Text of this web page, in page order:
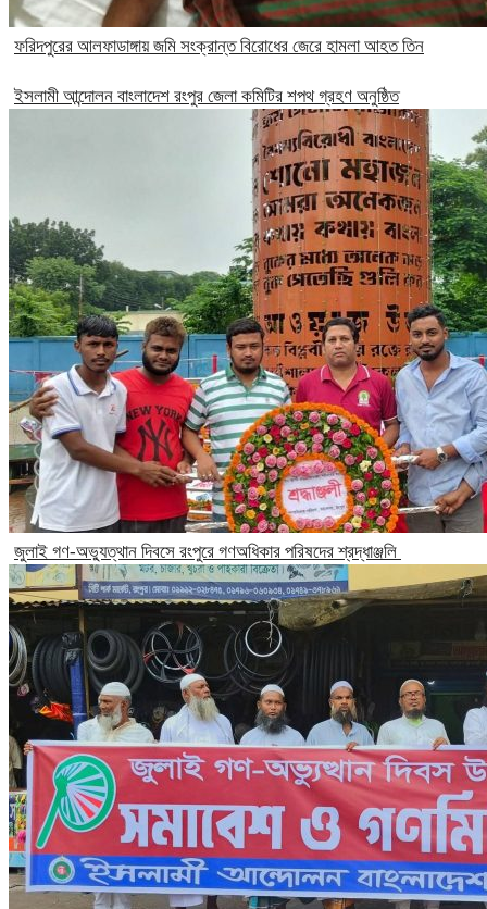
ফরিদপুরের আলফাডাঙ্গায় জমি সংক্রান্ত বিরোধের জেরে হামলা আহত তিন
ইসলামী আন্দোলন বাংলাদেশ রংপুর জেলা কমিটির শপথ গ্রহণ অনুষ্ঠিত
‎জুলাই গণ-অভ্যুত্থান দিবসে রংপুরে গণঅধিকার পরিষদের শ্রদ্ধাঞ্জলি ‎